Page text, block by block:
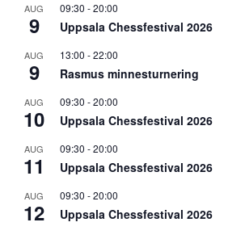
AUG
9
09:30 -20:00
Uppsala Chessfestival 2026
AUG
9
13:00 -22:00
Rasmus minnesturnering
AUG
10
09:30 -20:00
Uppsala Chessfestival 2026
AUG
11
09:30 -20:00
Uppsala Chessfestival 2026
AUG
12
09:30 -20:00
Uppsala Chessfestival 2026